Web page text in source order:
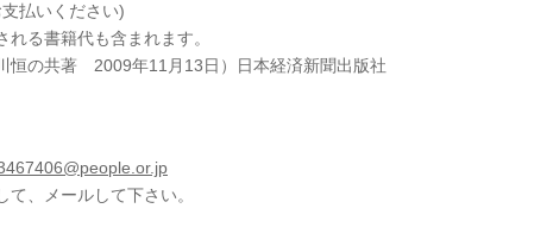
払いください)
る書籍代も含まれます。
恒の共著 2009年11月13日）日本経済新聞出版社
て、メールして下さい。